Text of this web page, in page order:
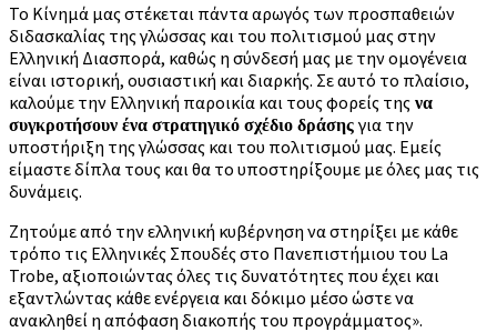
Το Κίνημά μας στέκεται πάντα αρωγός των προσπαθειών
διδασκαλίας της γλώσσας και του πολιτισμού μας στην
Ελληνική Διασπορά, καθώς η σύνδεσή μας με την ομογένεια
είναι ιστορική, ουσιαστική και διαρκής. Σε αυτό το πλαίσιο,
καλούμε την Ελληνική παροικία και τους φορείς της να
συγκροτήσουν ένα στρατηγικό σχέδιο δράσηςγια την
υποστήριξη της γλώσσας και του πολιτισμού μας. Εμείς
είμαστε δίπλα τους και θα το υποστηρίξουμε με όλες μας τις
δυνάμεις.
Ζητούμε από την ελληνική κυβέρνηση να στηρίξει με κάθε
τρόπο τις Ελληνικές Σπουδές στο Πανεπιστήμιου του La
Trobe, αξιοποιώντας όλες τις δυνατότητες που έχει και
εξαντλώντας κάθε ενέργεια και δόκιμο μέσο ώστε να
ανακληθεί η απόφαση διακοπής του προγράμματος».